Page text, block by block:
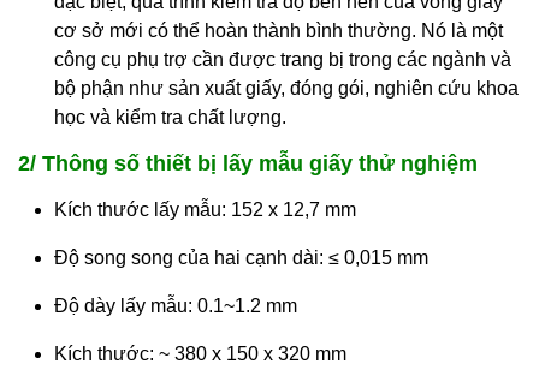
cơ sở mới có thể hoàn thành bình thường. Nó là một
công cụ phụ trợ cần được trang bị trong các ngành và
bộ phận như sản xuất giấy, đóng gói, nghiên cứu khoa
học và kiểm tra chất lượng.
2/ Thông số thiết bị lấy mẫu giấy thử nghiệm
Kích thước lấy mẫu: 152 x 12,7 mm
Độ song song của hai cạnh dài: ≤ 0,015 mm
Độ dày lấy mẫu: 0.1~1.2 mm
Kích thước: ~ 380 x 150 x 320 mm